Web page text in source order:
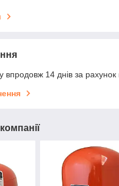
впродовж 14 днів за рахунок